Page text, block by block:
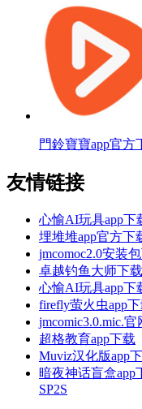
門鈴寶寶app官方
友情链接
心愉AI玩具app下
埋堆堆app官方下
jmcomoc2.0安装
卓越钓鱼大师下载
心愉AI玩具app下
firefly萤火虫app
jmcomic3.0.mic.
超格教育app下载
Muviz汉化版app
暗夜神话盲盒app
SP2S